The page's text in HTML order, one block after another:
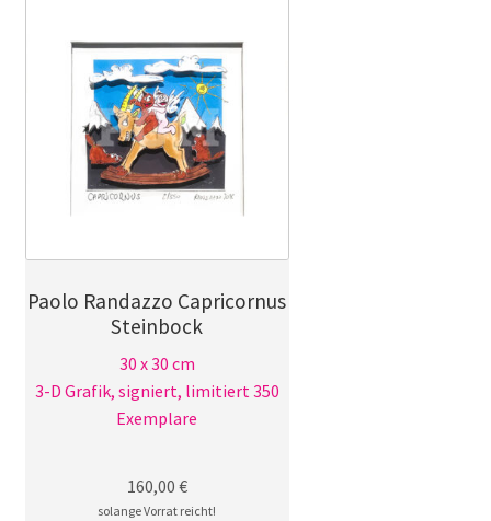
Paolo Randazzo Capricornus
Steinbock
30 x 30 cm
3-D Grafik, signiert, limitiert 350
Exemplare
160,00 €
solange Vorrat reicht!